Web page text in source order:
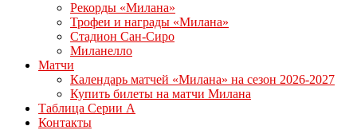
Рекорды «Милана»
Трофеи и награды «Милана»
Стадион Сан-Сиро
Миланелло
Матчи
Календарь матчей «Милана» на сезон 2026-2027
Купить билеты на матчи Милана
Таблица Серии А
Контакты